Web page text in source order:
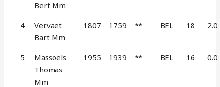
Bert Mm
4
Vervaet
Bart Mm
1807 1759 ** BEL 18 2.0
5
Massoels
Thomas
Mm
1955 1939 ** BEL 16 0.0